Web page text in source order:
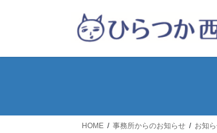
HOME 事務所からのお知らせ お知